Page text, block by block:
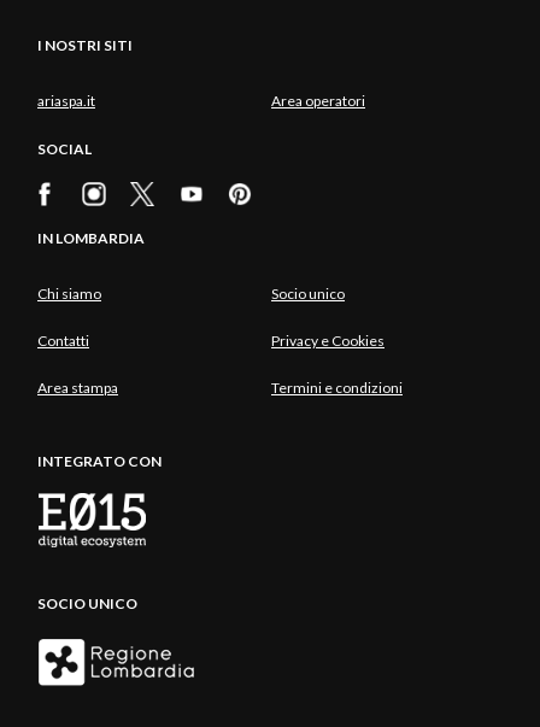
I NOSTRI SITI
ariaspa.it Area operatori
SOCIAL
IN LOMBARDIA
Chi siamo Socio unico
Contatti Privacy e Cookies
Area stampa Termini e condizioni
INTEGRATO CON
SOCIO UNICO